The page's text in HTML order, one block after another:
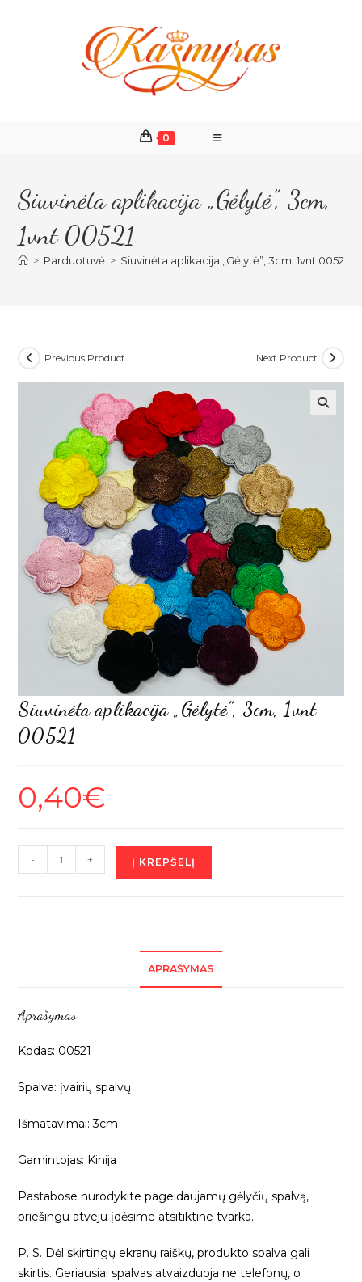
0
Siuvinėta aplikacija „Gėlytė”, 3cm,
1vnt 00521
> Parduotuvė > Siuvinėta aplikacija „Gėlytė”, 3cm, 1vnt 00521
Previous Product Next Product
Siuvinėta aplikacija „Gėlytė”, 3cm, 1vnt
00521
0,40€
produkto
kiekis:
- + Į KREPŠELĮ
APRAŠYMAS
Aprašymas
Kodas: 00521
Spalva: įvairių spalvų
Išmatavimai: 3cm
Gamintojas: Kinija
Pastabose nurodykite pageidaujamų gėlyčių spalvą,
priešingu atveju įdėsime atsitiktine tvarka.
P. S. Dėl skirtingų ekranų raiškų, produkto spalva gali
skirtis. Geriausiai spalvas atvaizduoja ne telefonų, o